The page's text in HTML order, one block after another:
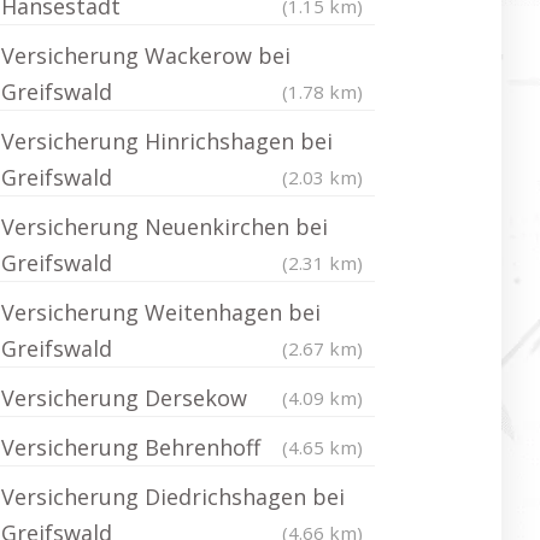
Hansestadt
(1.15 km)
Versicherung Wackerow bei
Greifswald
(1.78 km)
Versicherung Hinrichshagen bei
Greifswald
(2.03 km)
Versicherung Neuenkirchen bei
Greifswald
(2.31 km)
Versicherung Weitenhagen bei
Greifswald
(2.67 km)
Versicherung Dersekow (4.09 km)
Versicherung Behrenhoff (4.65 km)
Versicherung Diedrichshagen bei
Greifswald
(4.66 km)